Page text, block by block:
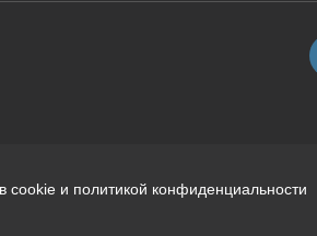
cookie и политикой конфиденциальности